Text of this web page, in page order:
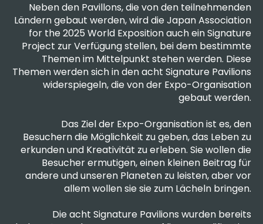
Neben den Pavillons, die von den teilnehmenden
Ländern gebaut werden, wird die Japan Association
for the 2025 World Exposition auch ein Signature
Project zur Verfügung stellen, bei dem bestimmte
Themen im Mittelpunkt stehen werden. Diese
Themen werden sich in den acht Signature Pavilions
widerspiegeln, die von der Expo-Organisation
gebaut werden.
Das Ziel der Expo-Organisation ist es, den
Besuchern die Möglichkeit zu geben, das Leben zu
erkunden und Kreativität zu erleben. Sie wollen die
Besucher ermutigen, einen kleinen Beitrag für
andere und unseren Planeten zu leisten, aber vor
allem wollen sie sie zum Lächeln bringen.
Die acht Signature Pavilions wurden bereits